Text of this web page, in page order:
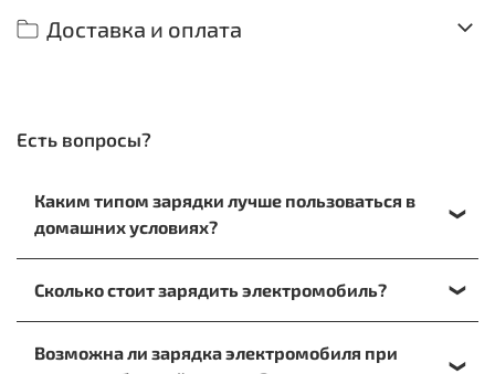
Доставка и оплата
Есть вопросы?
Каким типом зарядки лучше пользоваться в
домашних условиях?
медленному варианту. Или воспользоваться
кабелем, который подключается к обычной
электрической розетке.
Сколько стоит зарядить электромобиль?
условиях вам необходимо знать емкость батареи
Возможна ли зарядка электромобиля при